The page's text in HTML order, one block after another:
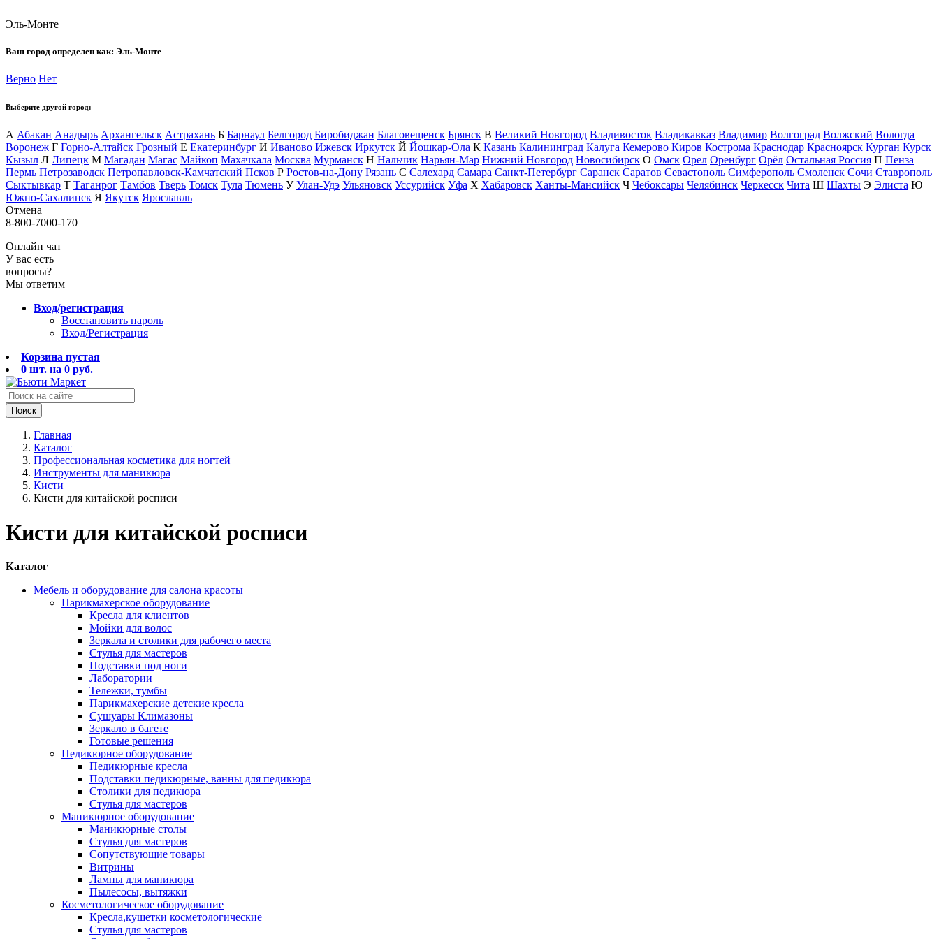
Эль-Монте
Ваш город определен как: Эль-Монте
Верно Нет
Выберите другой город:
А Абакан Анадырь Архангельск Астрахань Б Барнаул Белгород Биробиджан Благовещенск Брянск В Великий Новгород Владивосток Владикавказ Владимир Волгоград Волжский Вологда
Воронеж Г Горно-Алтайск Грозный Е Екатеринбург И Иваново Ижевск Иркутск Й Йошкар-Ола К Казань Калининград Калуга Кемерово Киров Кострома Краснодар Красноярск Курган Курск
Кызыл Л Липецк М Магадан Магас Майкоп Махачкала Москва Мурманск Н Нальчик Нарьян-Мар Нижний Новгород Новосибирск О Омск Орел Оренбург Орёл Остальная Россия П Пенза
Пермь Петрозаводск Петропавловск-Камчатский Псков Р Ростов-на-Дону Рязань С Салехард Самара Санкт-Петербург Саранск Саратов Севастополь Симферополь Смоленск Сочи Ставрополь
Сыктывкар Т Таганрог Тамбов Тверь Томск Тула Тюмень У Улан-Удэ Ульяновск Уссурийск Уфа Х Хабаровск Ханты-Мансийск Ч Чебоксары Челябинск Черкесск Чита Ш Шахты Э Элиста Ю
Южно-Сахалинск Я Якутск Ярославль
Отмена
8-800-7000-170
Онлайн чат
У вас есть
вопросы?
Мы ответим
Вход/регистрация
Восстановить пароль
Вход/Регистрация
Корзина пустая
0 шт. на 0 руб.
Поиск
Главная
Каталог
Профессиональная косметика для ногтей
Инструменты для маникюра
Кисти
Кисти для китайской росписи
Кисти для китайской росписи
Каталог
Мебель и оборудование для салона красоты
Парикмахерское оборудование
Кресла для клиентов
Мойки для волос
Зеркала и столики для рабочего места
Стулья для мастеров
Подставки под ноги
Лаборатории
Тележки, тумбы
Парикмахерские детские кресла
Сушуары Климазоны
Зеркало в багете
Готовые решения
Педикюрное оборудование
Педикюрные кресла
Подставки педикюрные, ванны для педикюра
Столики для педикюра
Стулья для мастеров
Маникюрное оборудование
Маникюрные столы
Стулья для мастеров
Сопутствующие товары
Витрины
Лампы для маникюра
Пылесосы, вытяжки
Косметологическое оборудование
Кресла,кушетки косметологические
Стулья для мастеров